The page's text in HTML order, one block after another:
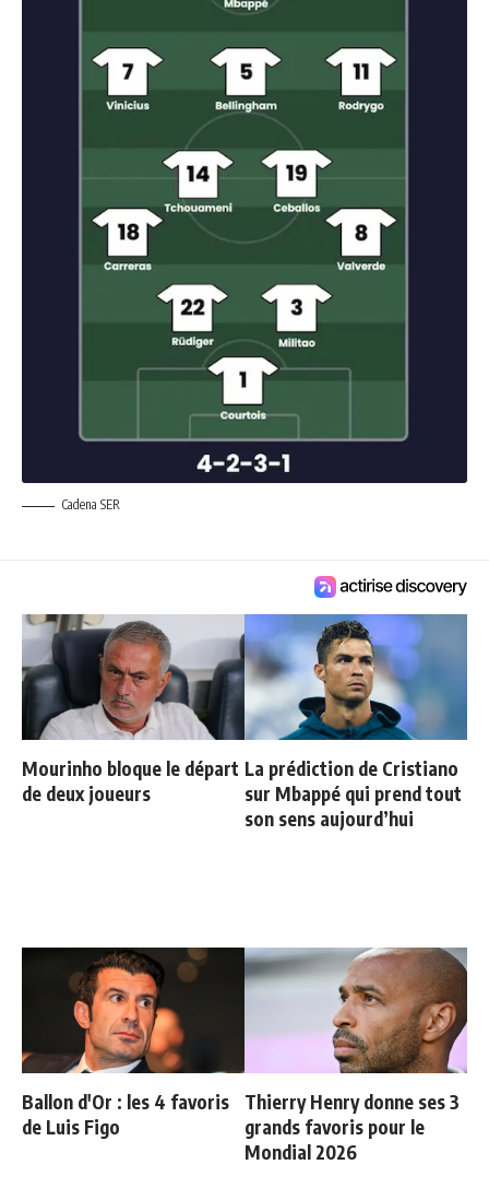
Cadena SER
Mourinho bloque le départ
de deux joueurs
La prédiction de Cristiano
sur Mbappé qui prend tout
son sens aujourd’hui
Ballon d'Or : les 4 favoris
de Luis Figo
Thierry Henry donne ses 3
grands favoris pour le
Mondial 2026